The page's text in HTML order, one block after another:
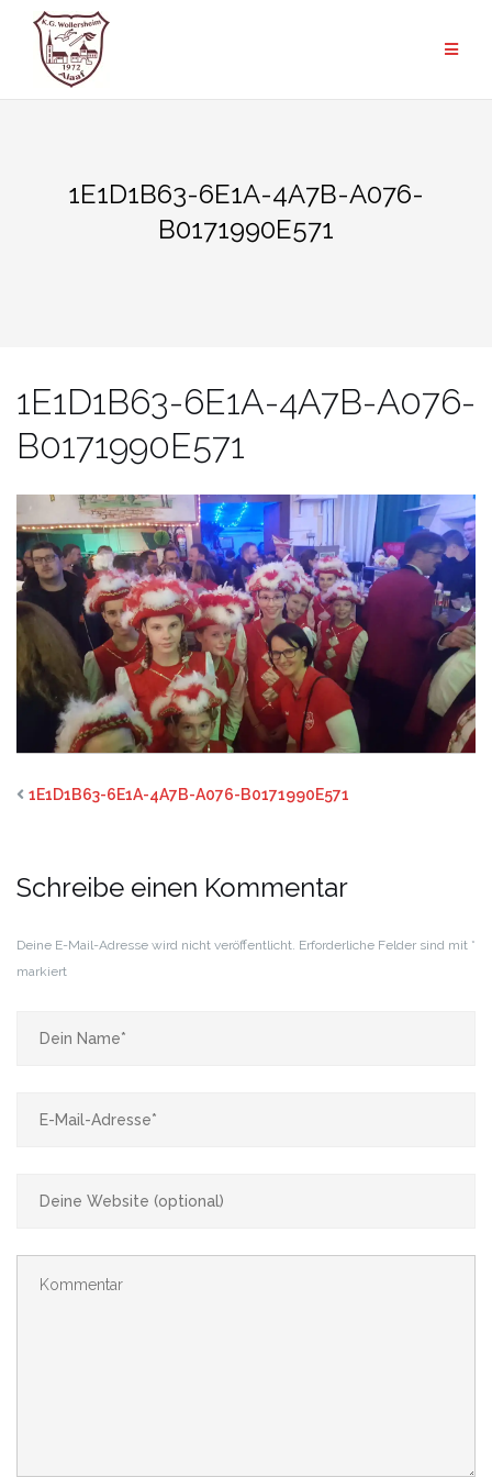
Inhalt
springen
1E1D1B63-6E1A-4A7B-A076-
B0171990E571
1E1D1B63-6E1A-4A7B-A076-
B0171990E571
1E1D1B63-6E1A-4A7B-A076-B0171990E571
Schreibe einen Kommentar
Deine E-Mail-Adresse wird nicht veröffentlicht. Erforderliche Felder sind mit *
markiert